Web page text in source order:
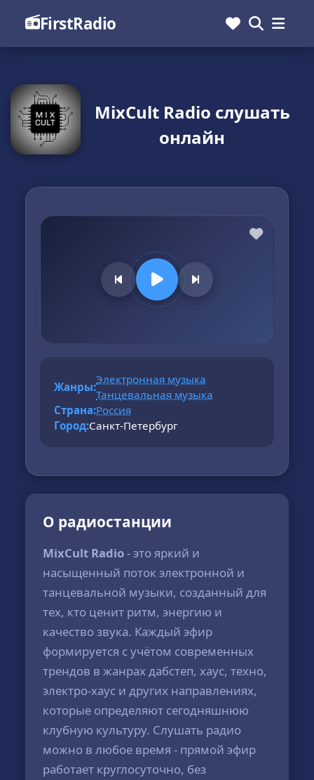
FirstRadio
MixCult Radio слушать
онлайн
Жанры:
Электронная музыка
Танцевальная музыка
Страна:Россия
Город:Санкт-Петербург
О радиостанции
MixCult Radio- это яркий и
насыщенный поток электронной и
танцевальной музыки, созданный для
тех, кто ценит ритм, энергию и
качество звука. Каждый эфир
формируется с учётом современных
трендов в жанрах дабстеп, хаус, техно,
электро-хаус и других направлениях,
которые определяют сегодняшнюю
клубную культуру. Слушать радио
можно в любое время - прямой эфир
работает круглосуточно, без